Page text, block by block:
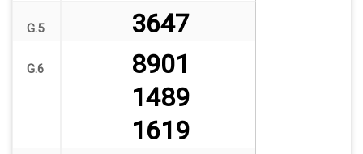
G.5 3647
G.6
8901
1489
1619